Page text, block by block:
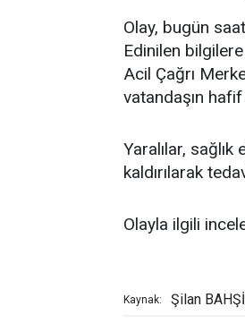
Olay, bugün
Edinilen
Acil Çağrı
vatandaşın
Yaralılar,
kaldırılarak
Olayla ilgili
Kaynak: Şilan